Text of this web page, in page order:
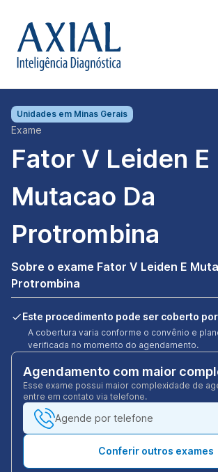
Unidades em Minas Gerais
Exame
Fator V Leiden E
Mutacao Da
Protrombina
Sobre o exame Fator V Leiden E
Protrombina
Este procedimento pode ser coberto
A cobertura varia conforme o convênio e
verificada no momento do agendamento.
Agendamento com maior
Esse exame possui maior complexidade de
entre em contato via telefone.
Agende por telefone
Conferir outros exames